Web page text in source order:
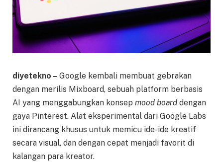
diyetekno – Google kembali membuat gebrakan
dengan merilis Mixboard, sebuah platform berbasis
AI yang menggabungkan konsep mood board dengan
gaya Pinterest. Alat eksperimental dari Google Labs
ini dirancang khusus untuk memicu ide-ide kreatif
secara visual, dan dengan cepat menjadi favorit di
kalangan para kreator.